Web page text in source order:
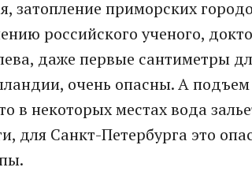
затопление приморских
российского ученого,
даже первые сантиметры
очень опасны. А
в некоторых местах вода
для Санкт-Петербурга это